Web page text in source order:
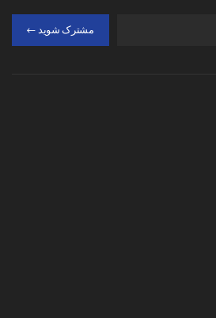
مشترک شوید